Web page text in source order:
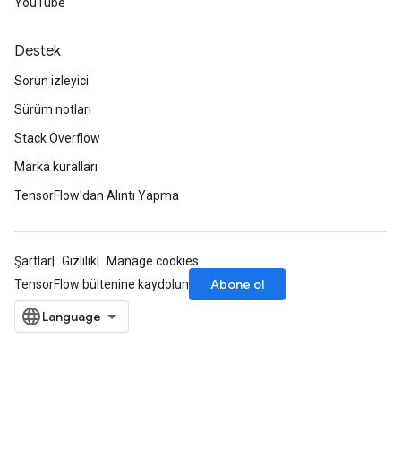
Destek
Sorun izleyici
Sürüm notları
Stack Overflow
Marka kuralları
TensorFlow'dan Alıntı Yapma
Şartlar Gizlilik
Manage cookies
TensorFlow bültenine kaydolun
Abone ol